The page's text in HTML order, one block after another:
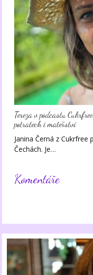
Tereza v podcastu
potratech i mateřství
Janina Černá z
Čechách. Je…
Komentáře